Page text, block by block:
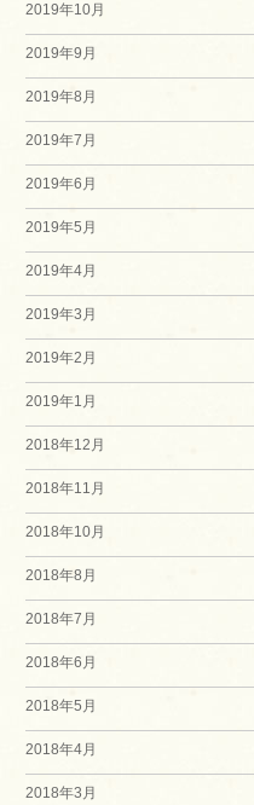
2019年10月
2019年9月
2019年8月
2019年7月
2019年6月
2019年5月
2019年4月
2019年3月
2019年2月
2019年1月
2018年12月
2018年11月
2018年10月
2018年8月
2018年7月
2018年6月
2018年5月
2018年4月
2018年3月